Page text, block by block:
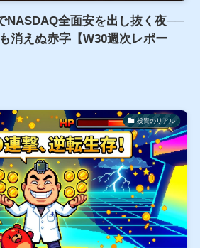
NASDAQ全面安を出し抜く夜──
消えぬ赤字【W30週次レポー
投資のリアル